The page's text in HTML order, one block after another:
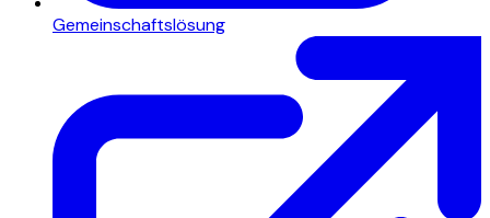
Gemeinschaftslösung